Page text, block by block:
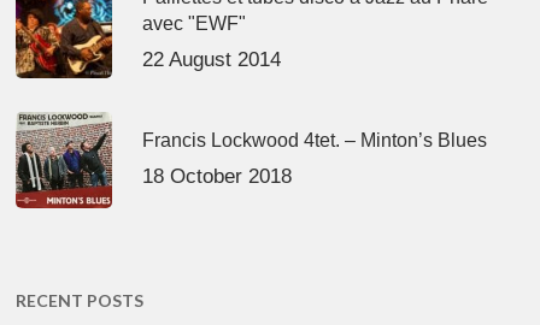
avec "EWF"
22 August 2014
Francis Lockwood 4tet. – Minton’s Blues
18 October 2018
RECENT POSTS